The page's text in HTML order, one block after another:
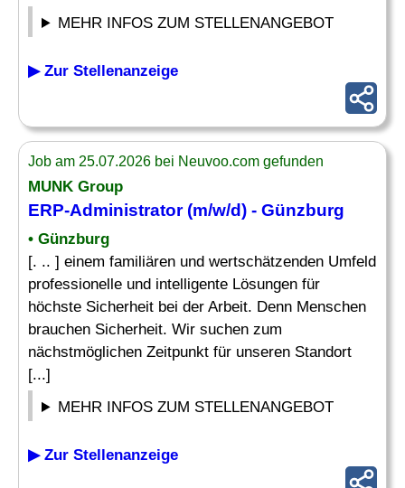
MEHR INFOS ZUM STELLENANGEBOT
▶ Zur Stellenanzeige
Job am 25.07.2026 bei Neuvoo.com gefunden
MUNK Group
ERP-Administrator(m/w/d) - Günzburg
• Günzburg
[. .. ] einem familiären und wertschätzenden Umfeld
professionelle und intelligente Lösungen für
höchste Sicherheit bei der Arbeit. Denn Menschen
brauchen Sicherheit. Wir suchen zum
nächstmöglichen Zeitpunkt für unseren Standort
[...]
MEHR INFOS ZUM STELLENANGEBOT
▶ Zur Stellenanzeige